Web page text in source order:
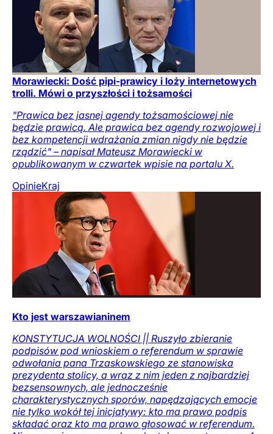
Morawiecki: Dość pipi-prawicy i loży internetowych
trolli. Mówi o przyszłości i tożsamości
"Prawica bez jasnej agendy tożsamościowej nie
będzie prawicą. Ale prawica bez agendy rozwojowej i
bez kompetencji wdrażania zmian nigdy nie będzie
rządzić" – napisał Mateusz Morawiecki w
opublikowanym w czwartek wpisie na portalu X.
OpinieKraj
Kto jest warszawianinem
KONSTYTUCJA WOLNOŚCI || Ruszyło zbieranie
podpisów pod wnioskiem o referendum w sprawie
odwołania pana Trzaskowskiego ze stanowiska
prezydenta stolicy, a wraz z nim jeden z najbardziej
bezsensownych, ale jednocześnie
charakterystycznych sporów, napędzających emocje
nie tylko wokół tej inicjatywy: kto ma prawo podpis
składać oraz kto ma prawo głosować w referendum.